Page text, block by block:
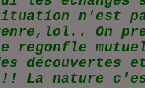
n'est
On
regonfle
découvertes
La nature